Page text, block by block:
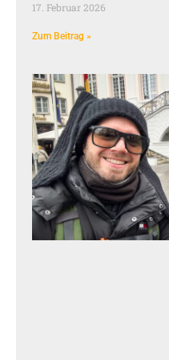
17. Februar 2026
Zum Beitrag »